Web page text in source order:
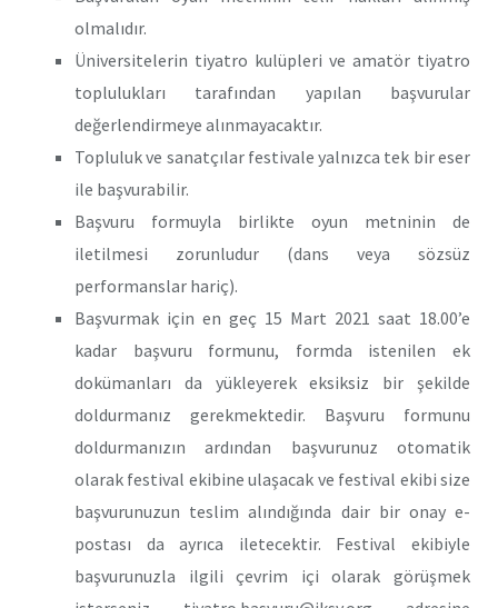
olmalıdır.
Üniversitelerin tiyatro kulüpleri ve amatör tiyatro
toplulukları tarafından yapılan başvurular
değerlendirmeye alınmayacaktır.
Topluluk ve sanatçılar festivale yalnızca tek bir eser
ile başvurabilir.
Başvuru formuyla birlikte oyun metninin de
iletilmesi zorunludur (dans veya sözsüz
performanslar hariç).
Başvurmak için en geç 15 Mart 2021 saat 18.00’e
kadar başvuru formunu, formda istenilen ek
dokümanları da yükleyerek eksiksiz bir şekilde
doldurmanız gerekmektedir. Başvuru formunu
doldurmanızın ardından başvurunuz otomatik
olarak festival ekibine ulaşacak ve festival ekibi size
başvurunuzun teslim alındığında dair bir onay e-
postası da ayrıca iletecektir. Festival ekibiyle
başvurunuzla ilgili çevrim içi olarak görüşmek